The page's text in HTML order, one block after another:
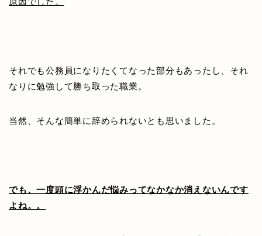
それでも公務員になりたくてなった部分もあったし、それ
なりに勉強して勝ち取った職業。
当然、そんな簡単に辞められないとも思いました。
でも、一度頭に浮かんだ悩みってなかなか消えないんです
よね。。